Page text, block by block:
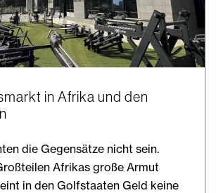
in Afrika und den
die Gegensätze nicht sein.
Afrikas große Armut
in den Golfstaaten Geld keine